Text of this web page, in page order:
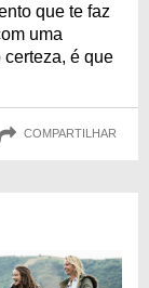
que te faz
uma
é que
COMPARTILHAR